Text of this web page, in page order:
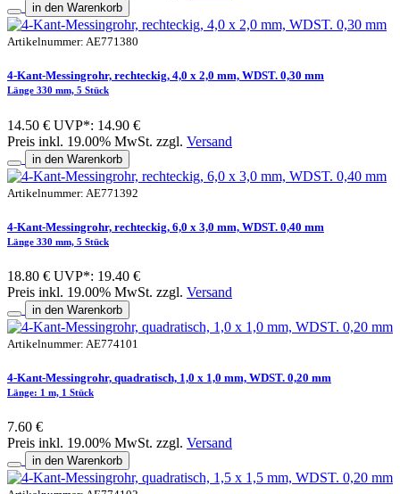
in den Warenkorb
Artikelnummer: AE771380
4-Kant-Messingrohr, rechteckig, 4,0 x 2,0 mm, WDST. 0,30 mm
Länge 330 mm, 5 Stück
14.50 € UVP*: 14.90 €
Preis inkl. 19.00% MwSt. zzgl. Versand
in den Warenkorb
Artikelnummer: AE771392
4-Kant-Messingrohr, rechteckig, 6,0 x 3,0 mm, WDST. 0,40 mm
Länge 330 mm, 5 Stück
18.80 € UVP*: 19.40 €
Preis inkl. 19.00% MwSt. zzgl. Versand
in den Warenkorb
Artikelnummer: AE774101
4-Kant-Messingrohr, quadratisch, 1,0 x 1,0 mm, WDST. 0,20 mm
Länge: 1 m, 1 Stück
7.60 €
Preis inkl. 19.00% MwSt. zzgl. Versand
in den Warenkorb